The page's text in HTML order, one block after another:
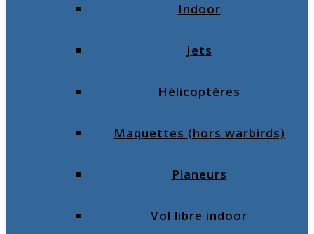
Indoor
Jets
Hélicoptères
Maquettes (hors warbirds)
Planeurs
Vol libre indoor